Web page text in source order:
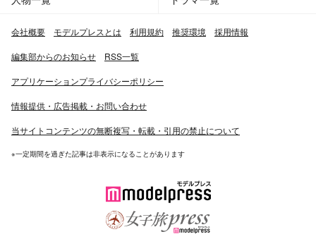
会社概要 モデルプレスとは 利用規約 推奨環境 採用情報
編集部からのお知らせ RSS一覧
アプリケーションプライバシーポリシー
情報提供・広告掲載・お問い合わせ
当サイトコンテンツの無断複写・転載・引用の禁止について
※一定期間を過ぎた記事は非表示になることがあります